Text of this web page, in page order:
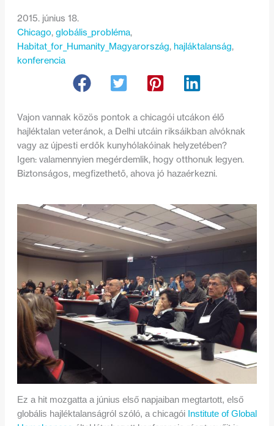
2015. június 18.
Chicago, globális_probléma,
Habitat_for_Humanity_Magyarország, hajláktalanság ,
konferencia
Vajon vannak közös pontok a chicagói utcákon élő
hajléktalan veteránok, a Delhi utcáin riksáikban alvóknak
vagy az újpesti erdők kunyhólakóinak helyzetében?
Igen: valamennyien megérdemlik, hogy otthonuk legyen.
Biztonságos, megfizethető, ahova jó hazaérkezni.
Ez a hit mozgatta a június első napjaiban megtartott, első
globális hajléktalanságról szóló, a chicagóiInstitute of Global